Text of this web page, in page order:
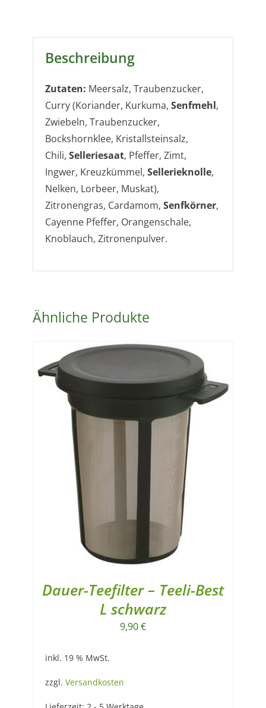
Beschreibung
Zutaten: Meersalz, Traubenzucker,
Curry (Koriander, Kurkuma, Senfmehl,
Zwiebeln, Traubenzucker,
Bockshornklee, Kristallsteinsalz,
Chili, Selleriesaat, Pfeffer, Zimt,
Ingwer, Kreuzkümmel, Sellerieknolle,
Nelken, Lorbeer, Muskat),
Zitronengras, Cardamom, Senfkörner,
Cayenne Pfeffer, Orangenschale,
Knoblauch, Zitronenpulver.
Ähnliche Produkte
Dauer-Teefilter – Teeli-Best
L schwarz
9,90€
inkl. 19 % MwSt.
zzgl. Versandkosten